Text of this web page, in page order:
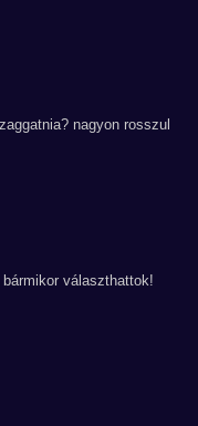
nagyon rosszul
választhattok!